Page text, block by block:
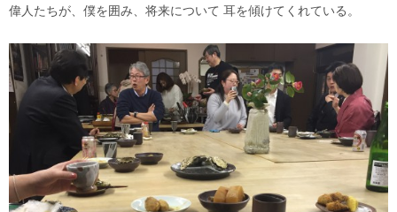
偉人たちが、僕を囲み、将来について 耳を傾けてくれている。